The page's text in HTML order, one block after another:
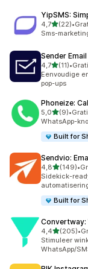
YipSMS:
4,7van 5
(22)
22 recensies
•
Sms-
Sender
4,7van 5
(11)
11 recensies
•
Eenvoudige
pop-ups
Phoneize:
5,0van 5
(9)
9 recensies in
•
WhatsApp-
Built for
Sendvio:
4,8van 5
(149)
149 •
Sidekick-
Built for
Convertway:
4,4van 5
(205)
205 •
Stimuleer
WhatsApp/